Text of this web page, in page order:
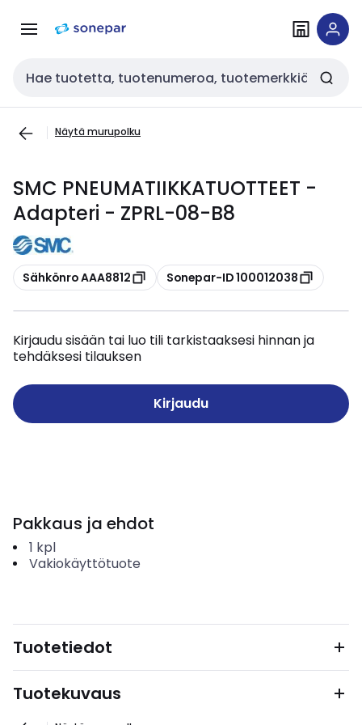
navigointiinsisältöön
Haku
Näytä murupolku
SMC PNEUMATIIKKATUOTTEET -
Adapteri - ZPRL-08-B8
Kopioi
Sähkönro AAA8812 Kopioi
Sonepar-ID 100012038
Kirjaudu sisään tai luo tili tarkistaaksesi hinnan ja
tehdäksesi tilauksen
Kirjaudu
Pakkaus ja ehdot
1 kpl
Vakiokäyttötuote
Tuotetiedot
Tuotekuvaus